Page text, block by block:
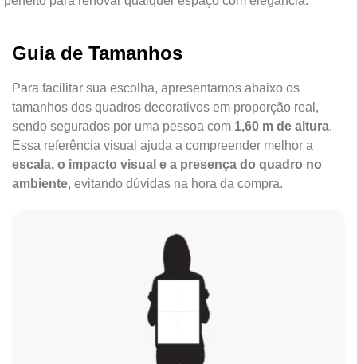
Guia de Tamanhos
Para facilitar sua escolha, apresentamos abaixo os
tamanhos dos quadros decorativos em proporção real,
sendo segurados por uma pessoa com 1,60 m de altura.
Essa referência visual ajuda a compreender melhor a
escala, o impacto visual e a presença do quadro no
ambiente, evitando dúvidas na hora da compra.